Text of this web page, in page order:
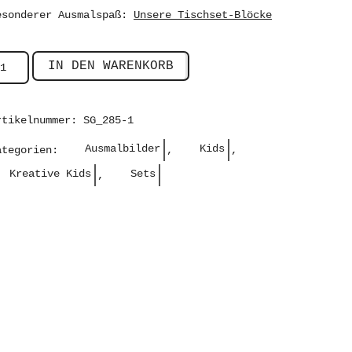
Ausmalspaß: Unsere Tischset-Blöcke
IN DEN WARENKORB
SG_285-1
Ausmalbilder , Kids
,
Kreative Kids
, Sets